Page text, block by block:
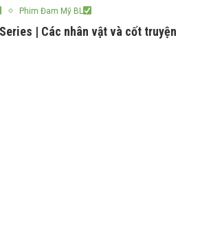
Phim Đam Mỹ BL
| Các nhân vật và cốt truyện